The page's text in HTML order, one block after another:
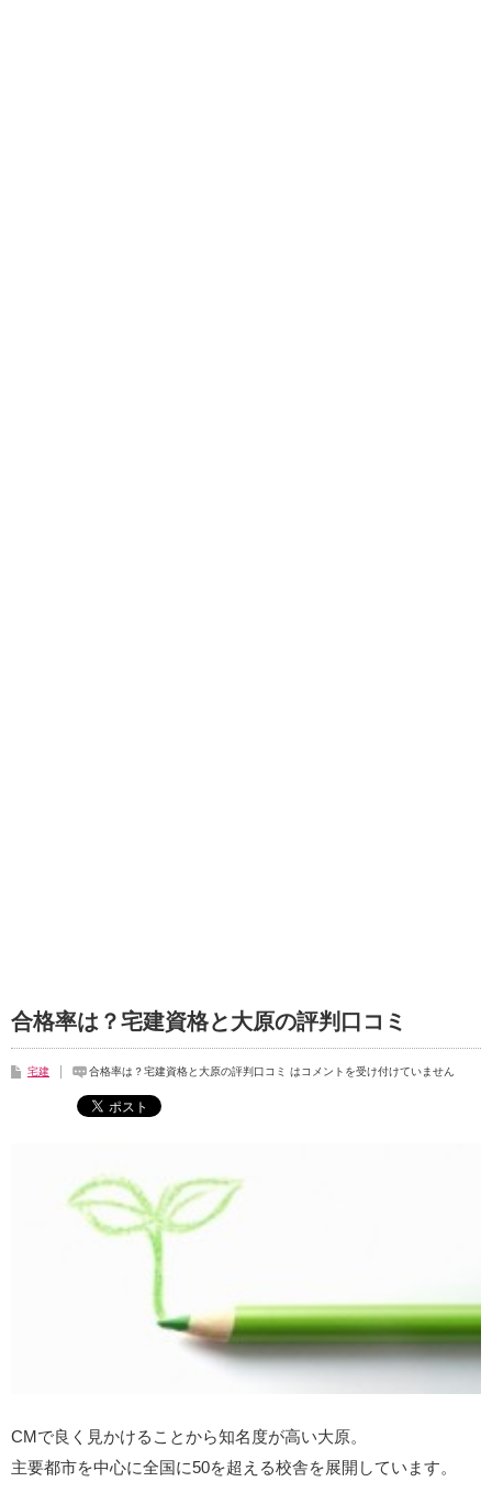
合格率は？宅建資格と大原の評判口コミ
宅建 合格率は？宅建資格と大原の評判口コミ はコメントを受け付けていません
CMで良く見かけることから知名度が高い大原。
主要都市を中心に全国に50を超える校舎を展開しています。